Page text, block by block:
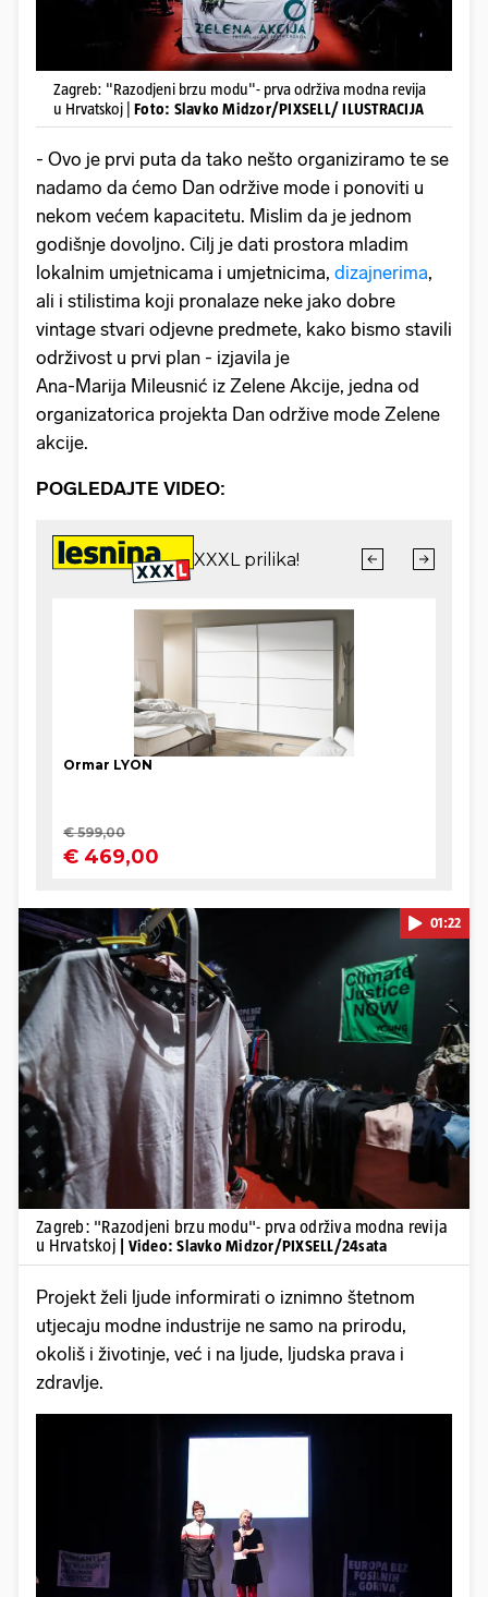
Zagreb: "Razodjeni brzu modu"- prva održiva modna revija
u Hrvatskoj | Foto: Slavko Midzor/PIXSELL/ ILUSTRACIJA
- Ovo je prvi puta da tako nešto organiziramo te se
nadamo da ćemo Dan održive mode i ponoviti u
nekom većem kapacitetu. Mislim da je jednom
godišnje dovoljno. Cilj je dati prostora mladim
lokalnim umjetnicama i umjetnicima, dizajnerima,
ali i stilistima koji pronalaze neke jako dobre
vintage stvari odjevne predmete, kako bismo stavili
održivost u prvi plan - izjavila je
Ana-Marija Mileusnić iz Zelene Akcije, jedna od
organizatorica projekta Dan održive mode Zelene
akcije.
POGLEDAJTE VIDEO:
Pokretanje videa...
01:22
Zagreb: "Razodjeni brzu modu"- prva održiva modna revija
u Hrvatskoj
| Video: Slavko Midzor/PIXSELL/24sata
Projekt želi ljude informirati o iznimno štetnom
utjecaju modne industrije ne samo na prirodu,
okoliš i životinje, već i na ljude, ljudska prava i
zdravlje.